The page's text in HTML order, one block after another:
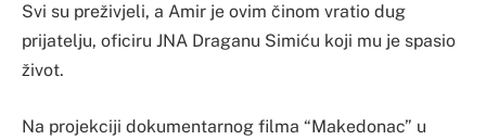
Svi su preživjeli, a Amir je ovim činom vratio dug
prijatelju, oficiru JNA Draganu Simiću koji mu je spasio
život.
Na projekciji dokumentarnog filma “Makedonac” u